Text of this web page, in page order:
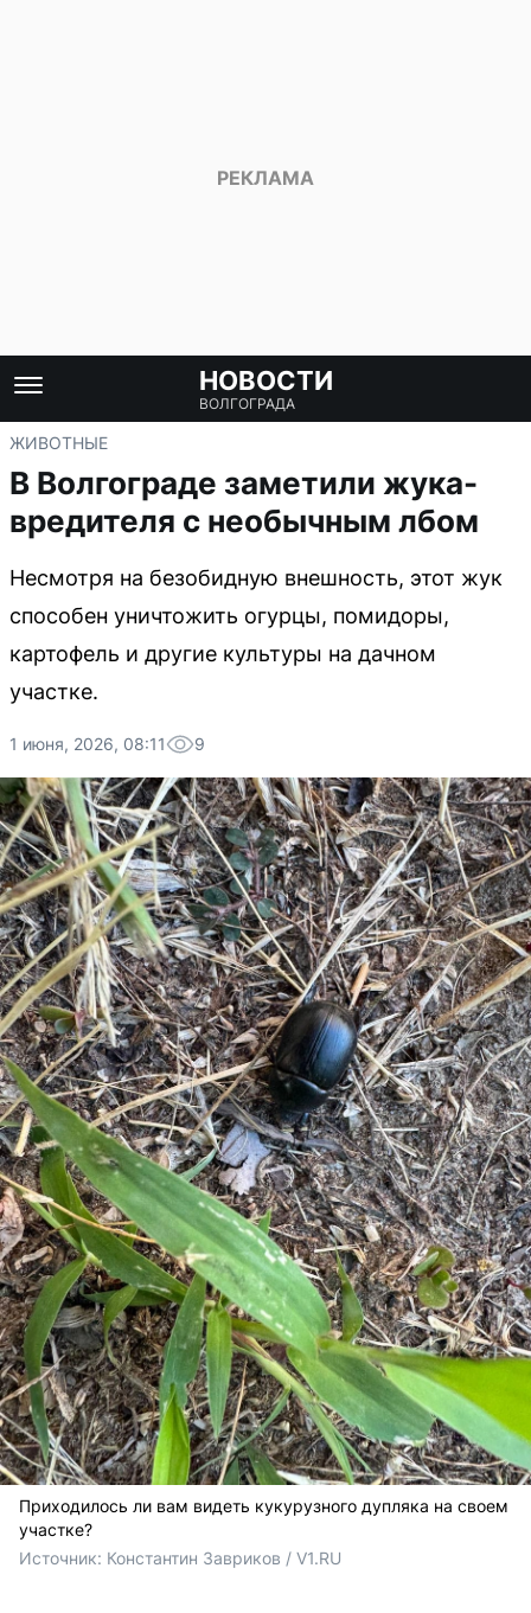
НОВОСТИ
ВОЛГОГРАДА
ЖИВОТНЫЕ
В Волгограде заметили жука-
вредителя с необычным лбом
Несмотря на безобидную внешность, этот жук
способен уничтожить огурцы, помидоры,
картофель и другие культуры на дачном
участке.
1 июня, 2026, 08:11 9
Приходилось ли вам видеть кукурузного дупляка на своем
участке?
Источник: Константин Завриков / V1.RU